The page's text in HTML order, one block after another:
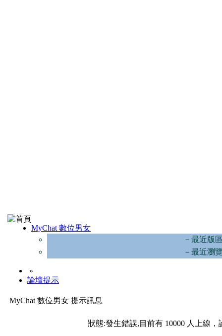
MyChat 數位男女
－最近版
－最近瀏
»
論壇提示
MyChat 數位男女 提示訊息
狀態:發生錯誤,目前有 10000 人上線